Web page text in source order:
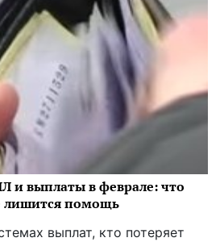
и выплаты в феврале: что
лишится помощь
выплат, кто потеряет